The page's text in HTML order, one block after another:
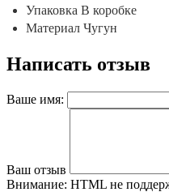
Упаковка В коробке
Материал Чугун
Написать отзыв
Ваше имя:
Ваш отзыв
Внимание: HTML не